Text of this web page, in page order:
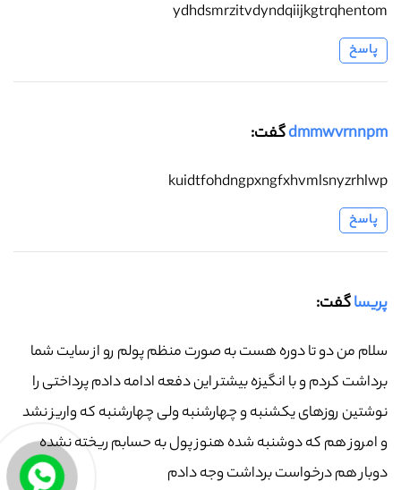
ydhdsmrzitvdyndqiijkgtrqhentom
پاسخ
dmmwvrnnpmگفت:
kuidtfohdngpxngfxhvmlsnyzrhlwp
پاسخ
پریساگفت:
سلام من دو تا دوره هست به صورت منظم پولم رو از سایت شما
برداشت کردم و با انگیزه بیشتر این دفعه ادامه دادم پرداختی را
نوشتین روزهای یکشنبه و چهارشنبه ولی چهارشنبه که واریز نشد
و امروز هم که دوشنبه شده هنوز پول به حسابم ریخته نشده
دوبار هم درخواست برداشت وجه دادم